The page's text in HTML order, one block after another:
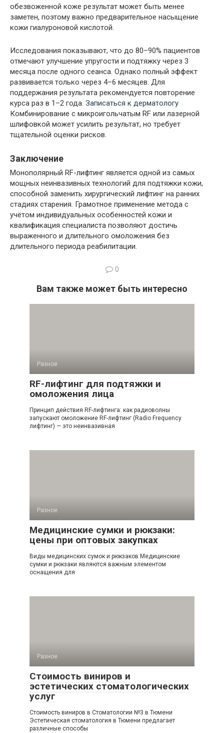
обезвоженной коже результат может быть менее
заметен, поэтому важно предварительное насыщение
кожи гиалуроновой кислотой.
Исследования показывают, что до 80–90% пациентов
отмечают улучшение упругости и подтяжку через 3
месяца после одного сеанса. Однако полный эффект
развивается только через 4–6 месяцев. Для
поддержания результата рекомендуется повторение
курса раз в 1–2 года. Записаться к дерматологу
Комбинирование с микроигольчатым RF или лазерной
шлифовкой может усилить результат, но требует
тщательной оценки рисков.
Заключение
Монополярный RF-лифтинг является одной из самых
мощных неинвазивных технологий для подтяжки кожи,
способной заменить хирургический лифтинг на ранних
стадиях старения. Грамотное применение метода с
учётом индивидуальных особенностей кожи и
квалификация специалиста позволяют достичь
выраженного и длительного омоложения без
длительного периода реабилитации.
0
Вам также может быть интересно
Разное
RF-лифтинг для подтяжки и
омоложения лица
Принцип действия RF-лифтинга: как радиоволны
запускают омоложение RF-лифтинг (Radio Frequency
лифтинг) — это неинвазивная
Разное
Медицинские сумки и рюкзаки:
цены при оптовых закупках
Виды медицинских сумок и рюкзаков Медицинские
сумки и рюкзаки являются важным элементом
оснащения для
Разное
Стоимость виниров и
эстетических стоматологических
услуг
Стоимость виниров в Стоматологии №3 в Тюмени
Эстетическая стоматология в Тюмени предлагает
различные способы